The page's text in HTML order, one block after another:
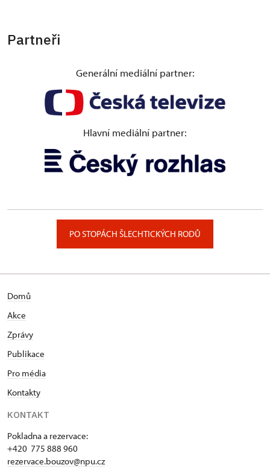
Partneři
Generální mediální partner:
Hlavní mediální partner:
PO STOPÁCH ŠLECHTICKÝCH RODŮ
Domů
Akce
Zprávy
Publikace
Pro média
Kontakty
KONTAKT
Pokladna a rezervace:
+420 775 888 960
rezervace.bouzov@npu.cz